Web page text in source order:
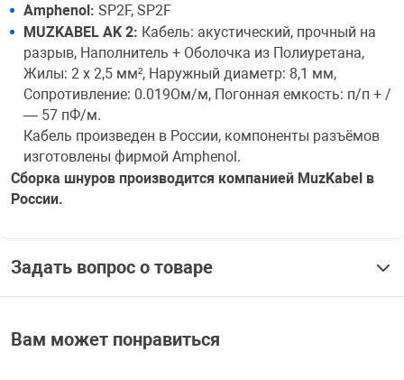
Amphenol: SP2F, SP2F
MUZKABEL AK 2: Кабель: акустический, прочный на
разрыв, Наполнитель + Оболочка из Полиуретана,
Жилы: 2 x 2,5 мм², Наружный диаметр: 8,1 мм,
Сопротивление: 0.019Ом/м, Погонная емкость: п/п + /
— 57 пФ/м.
Кабель произведен в России, компоненты разъёмов
изготовлены фирмой Amphenol.
Сборка шнуров производится компанией MuzKabel в
России.
Задать вопрос о товаре
Вам может понравиться